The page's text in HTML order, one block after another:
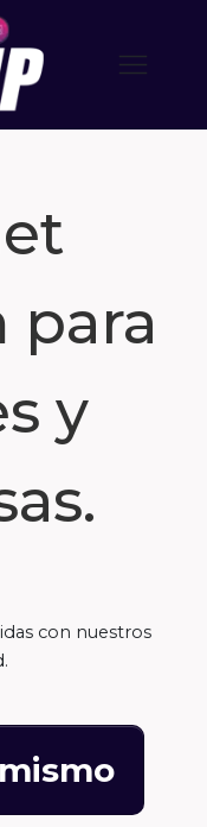
para
y
con nuestros